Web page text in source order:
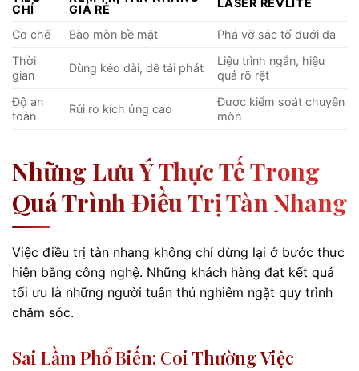
CHÍ
GIÁ RẺ
LASER REVLITE
Cơ chế Bào mòn bề mặt
Phá vỡ sắc tố dưới da
Thời
gian
Dùng kéo dài, dễ tái phát
Liệu trình ngắn, hiệu
quả rõ rệt
Độ an
toàn
Rủi ro kích ứng cao
Được kiểm soát chuyên
môn
Những Lưu Ý Thực Tế Trong
Quá Trình Điều Trị Tàn Nhang
Việc điều trị tàn nhang không chỉ dừng lại ở bước thực
hiện bằng công nghệ. Những khách hàng đạt kết quả
tối ưu là những người tuân thủ nghiêm ngặt quy trình
chăm sóc.
Sai Lầm Phổ Biến: Coi Thường Việc